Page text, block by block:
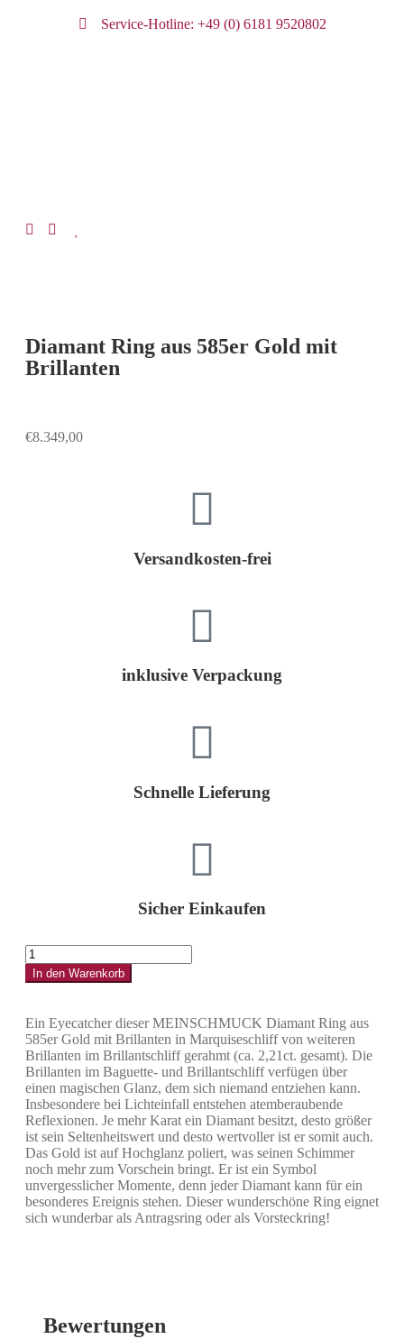
Service-Hotline: +49 (0) 6181 9520802
Diamant Ring aus 585er Gold mit
Brillanten
€8.349,00
Versandkosten-frei
inklusive Verpackung
Schnelle Lieferung
Sicher Einkaufen
In den Warenkorb
Ein Eyecatcher dieser MEINSCHMUCK Diamant Ring aus
585er Gold mit Brillanten in Marquiseschliff von weiteren
Brillanten im Brillantschliff gerahmt (ca. 2,21ct. gesamt). Die
Brillanten im Baguette- und Brillantschliff verfügen über
einen magischen Glanz, dem sich niemand entziehen kann.
Insbesondere bei Lichteinfall entstehen atemberaubende
Reflexionen. Je mehr Karat ein Diamant besitzt, desto größer
ist sein Seltenheitswert und desto wertvoller ist er somit auch.
Das Gold ist auf Hochglanz poliert, was seinen Schimmer
noch mehr zum Vorschein bringt. Er ist ein Symbol
unvergesslicher Momente, denn jeder Diamant kann für ein
besonderes Ereignis stehen. Dieser wunderschöne Ring eignet
sich wunderbar als Antragsring oder als Vorsteckring!
Bewertungen